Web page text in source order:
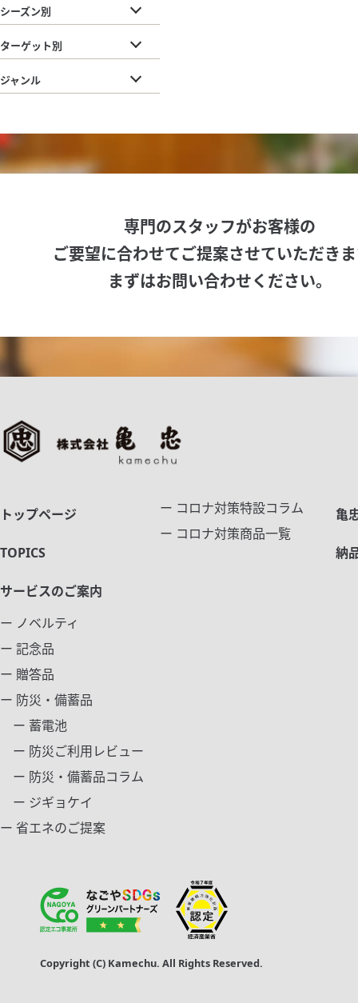
シーズン別
ターゲット別
ジャンル
専門のスタッフがお客様の
ご要望に合わせてご提案させていただき
まずはお問い合わせください。
トップページ
TOPICS
サービスのご案内
ー ノベルティ
ー 記念品
ー 贈答品
ー 防災・備蓄品
ー 蓄電池
ー 防災ご利用レビュー
ー 防災・備蓄品コラム
ー ジギョケイ
ー 省エネのご提案
ー コロナ対策特設コラム
ー コロナ対策商品一覧
亀
納
Copyright (C) Kamechu. All Rights Reserved.